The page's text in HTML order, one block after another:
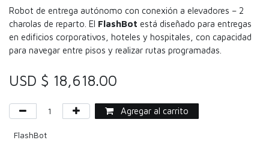
Robot de entrega autónomo con conexión a elevadores – 2
charolas de reparto. El FlashBot está diseñado para entregas
en edificios corporativos, hoteles y hospitales, con capacidad
para navegar entre pisos y realizar rutas programadas.
USD $ 18,618.00
Agregar al carrito
FlashBot